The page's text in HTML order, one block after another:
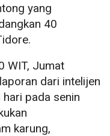
yang
40
WIT, Jumat
dari intelijen
pada senin
karung,